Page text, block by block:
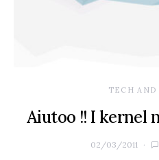
TECH AND
Aiutoo !! I kernel
02/03/2011